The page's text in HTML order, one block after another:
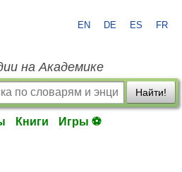
EN DE ES FR
на Академике
Найти!
Книги Игры ⚽